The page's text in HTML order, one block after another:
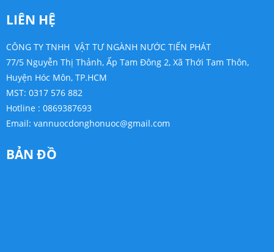
LIÊN HỆ
CÔNG TY TNHH VẬT TƯ NGÀNH NƯỚC TIẾN PHÁT
77/5 Nguyễn Thị Thảnh, Ấp Tam Đông 2, Xã Thới Tam Thôn,
Huyện Hóc Môn, TP.HCM
MST: 0317 576 882
Hotline : 0869387693
Email: vannuocdonghonuoc@gmail.com
BẢN ĐỒ